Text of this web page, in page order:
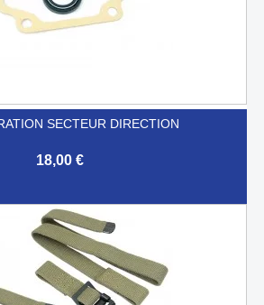
SECTEUR DIRECTION
18,00 €